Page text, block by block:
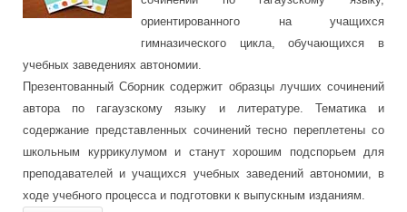
ориентированного на учащихся
гимназического цикла, обучающихся в
учебных заведениях автономии.
Презентованный Сборник содержит образцы лучших сочинений
автора по гагаузскому языку и литературе. Тематика и
содержание представленных сочинений тесно переплетены со
школьным куррикулумом и станут хорошим подспорьем для
преподавателей и учащихся учебных заведений автономии, в
ходе учебного процесса и подготовки к выпускным изданиям.